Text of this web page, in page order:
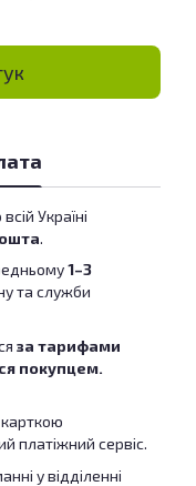
Україні
.
1–3
та служби
за тарифами
покупцем.
платіжний сервіс.
у відділенні